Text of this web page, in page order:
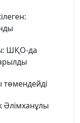
ШҚО-да
төмендейді
Әлімханұлы